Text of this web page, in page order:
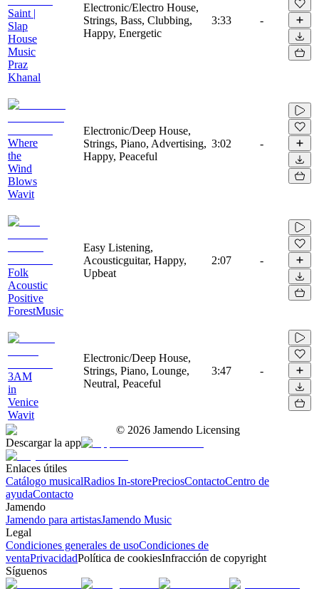
Saint |
Slap
House
Music
Praz
Khanal
Electronic/Electro House,
Strings, Bass, Clubbing,
Happy, Energetic
3:33 -
Where
the
Wind
Blows
Wavit
Electronic/Deep House,
Strings, Piano, Advertising,
Happy, Peaceful
3:02 -
Folk
Acoustic
Positive
ForestMusic
Easy Listening,
Acousticguitar, Happy,
Upbeat
2:07 -
3AM
in
Venice
Wavit
Electronic/Deep House,
Strings, Piano, Lounge,
Neutral, Peaceful
3:47 -
© 2026 Jamendo Licensing
Descargar la app
Enlaces útiles
Catálogo musicalRadios In-storePreciosContactoCentro de
ayudaContacto
Jamendo
Jamendo para artistasJamendo Music
Legal
Condiciones generales de usoCondiciones de
ventaPrivacidadPolítica de cookiesInfracción de copyright
Síguenos